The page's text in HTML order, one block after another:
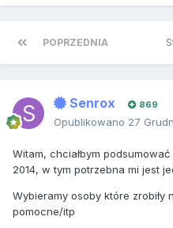
POPRZEDNIA
Senrox 869
Opublikowano 27
Witam, chciałbym
2014, w tym potrzebna mi jest
Wybieramy osoby które zrobiły
pomocne/itp